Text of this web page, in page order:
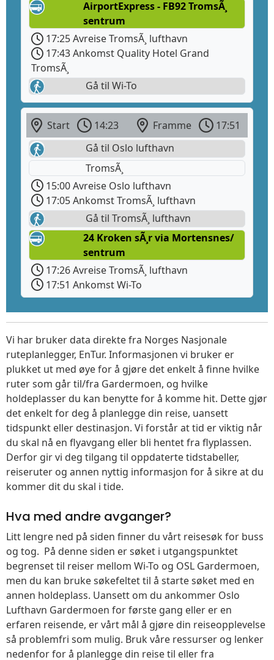
AirportExpress - FB92 TromsÃ¸
sentrum
17:25 Avreise TromsÃ¸ lufthavn
17:43 Ankomst Quality Hotel Grand
TromsÃ¸
Gå til Wi-To
Start 14:23 Framme
17:51
Gå til Oslo lufthavn
TromsÃ¸
15:00 Avreise Oslo lufthavn
17:05 Ankomst TromsÃ¸ lufthavn
Gå til TromsÃ¸ lufthavn
24 Kroken sÃ¸r via Mortensnes/
sentrum
17:26 Avreise TromsÃ¸ lufthavn
17:51 Ankomst Wi-To
Vi har bruker data direkte fra Norges Nasjonale
ruteplanlegger, EnTur. Informasjonen vi bruker er
plukket ut med øye for å gjøre det enkelt å finne hvilke
ruter som går til/fra Gardermoen, og hvilke
holdeplasser du kan benytte for å komme hit. Dette gjør
det enkelt for deg å planlegge din reise, uansett
tidspunkt eller destinasjon. Vi forstår at tid er viktig når
du skal nå en flyavgang eller bli hentet fra flyplassen.
Derfor gir vi deg tilgang til oppdaterte tidstabeller,
reiseruter og annen nyttig informasjon for å sikre at du
kommer dit du skal i tide.
Hva med andre avganger?
Litt lengre ned på siden finner du vårt reisesøk for buss
og tog. På denne siden er søket i utgangspunktet
begrenset til reiser mellom Wi-To og OSL Gardermoen,
men du kan bruke søkefeltet til å starte søket med en
annen holdeplass. Uansett om du ankommer Oslo
Lufthavn Gardermoen for første gang eller er en
erfaren reisende, er vårt mål å gjøre din reiseopplevelse
så problemfri som mulig. Bruk våre ressurser og lenker
nedenfor for å planlegge din reise til eller fra